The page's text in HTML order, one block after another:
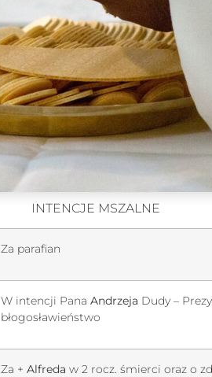
INTENCJE MSZALNE
Za parafian
W intencji Pana Andrzeja Dudy –
błogosławieństwo
Za + Alfreda w 2 rocz. śmierci oraz o